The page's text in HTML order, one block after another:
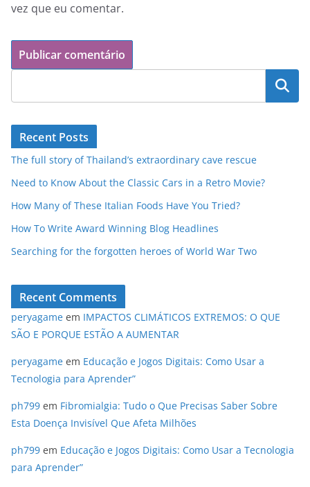
vez que eu comentar.
Pesquisar
Recent Posts
The full story of Thailand’s extraordinary cave rescue
Need to Know About the Classic Cars in a Retro Movie?
How Many of These Italian Foods Have You Tried?
How To Write Award Winning Blog Headlines
Searching for the forgotten heroes of World War Two
Recent Comments
peryagame em IMPACTOS CLIMÁTICOS EXTREMOS: O QUE
SÃO E PORQUE ESTÃO A AUMENTAR
peryagame em Educação e Jogos Digitais: Como Usar a
Tecnologia para Aprender”
ph799 em Fibromialgia: Tudo o Que Precisas Saber Sobre
Esta Doença Invisível Que Afeta Milhões
ph799 em Educação e Jogos Digitais: Como Usar a Tecnologia
para Aprender”